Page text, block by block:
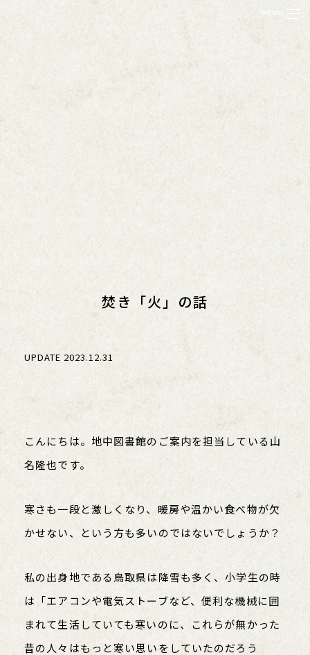
MENU
焚き「火」の話
UPDATE 2023.12.31
こんにちは。地中図書館のご案内を担当している山
名隆也です。
寒さも一段と激しくなり、暖房や温かい食べ物が欠
かせない、という方も多いのではないでしょうか？
私の出身地である鳥取県は降雪も多く、小学生の時
は「エアコンや電気ストーブなど、便利な機械に囲
まれて生活していても寒いのに、これらが無かった
昔の人々はもっと寒い思いをしていたのだろう